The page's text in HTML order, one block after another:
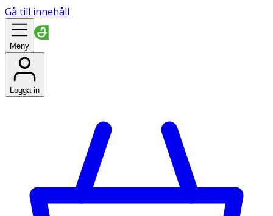
Gå till innehåll
Meny
Logga in